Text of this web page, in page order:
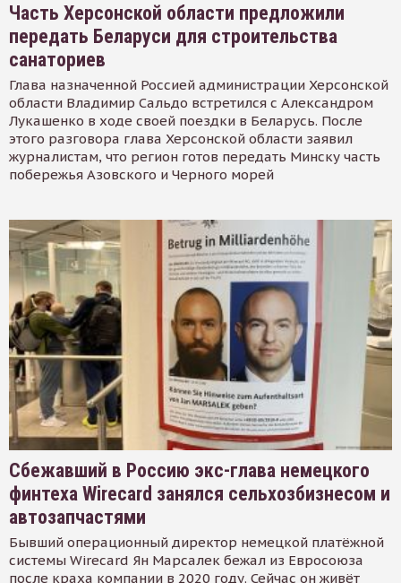
Часть Херсонской области предложили
передать Беларуси для строительства
санаториев
Глава назначенной Россией администрации Херсонской
области Владимир Сальдо встретился с Александром
Лукашенко в ходе своей поездки в Беларусь. После
этого разговора глава Херсонской области заявил
журналистам, что регион готов передать Минску часть
побережья Азовского и Черного морей
Сбежавший в Россию экс-глава немецкого
финтеха Wirecard занялся сельхозбизнесом и
автозапчастями
Бывший операционный директор немецкой платёжной
системы Wirecard Ян Марсалек бежал из Евросоюза
после краха компании в 2020 году. Сейчас он живёт